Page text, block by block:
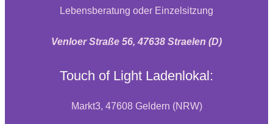
Lebensberatung oder Einzelsitzung
Venloer Straße 56, 47638 Straelen (D)
Touch of Light Ladenlokal:
Markt3, 47608 Geldern (NRW)